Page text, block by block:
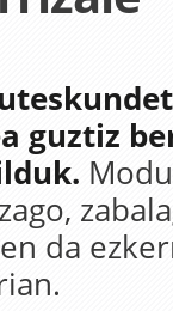
guztiz
da